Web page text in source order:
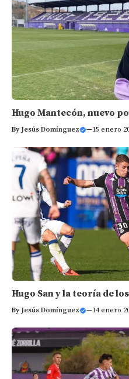
Hugo Mantecón, nuevo
By Jesús Domínguez —15 enero
Hugo San y la teoría de
By Jesús Domínguez —14 enero